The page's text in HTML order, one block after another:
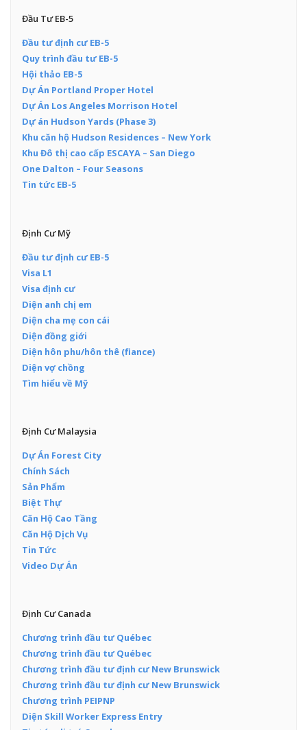
Đầu Tư EB-5
Đầu tư định cư EB-5
Quy trình đầu tư EB-5
Hội thảo EB-5
Dự Án Portland Proper Hotel
Dự Án Los Angeles Morrison Hotel
Dự án Hudson Yards (Phase 3)
Khu căn hộ Hudson Residences – New York
Khu Đô thị cao cấp ESCAYA – San Diego
One Dalton – Four Seasons
Tin tức EB-5
Định Cư Mỹ
Đầu tư định cư EB-5
Visa L1
Visa định cư
Diện anh chị em
Diện cha mẹ con cái
Diện đồng giới
Diện hôn phu/hôn thê (fiance)
Diện vợ chồng
Tìm hiểu về Mỹ
Định Cư Malaysia
Dự Án Forest City
Chính Sách
Sản Phẩm
Biệt Thự
Căn Hộ Cao Tầng
Căn Hộ Dịch Vụ
Tin Tức
Video Dự Án
Định Cư Canada
Chương trình đầu tư Québec
Chương trình đầu tư Québec
Chương trình đầu tư định cư New Brunswick
Chương trình đầu tư định cư New Brunswick
Chương trình PEIPNP
Diện Skill Worker Express Entry